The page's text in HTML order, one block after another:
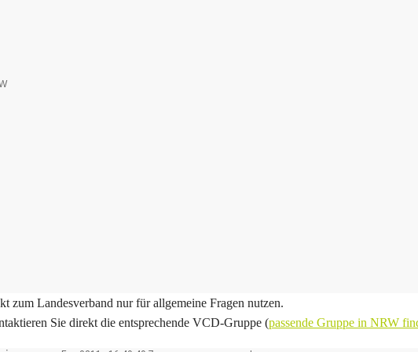
zum Landesverband nur für allgemeine Fragen nutzen.
Sie direkt die entsprechende VCD-Gruppe (passende Gruppe in NRW